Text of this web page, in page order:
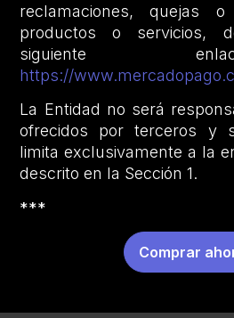
reclamaciones, quejas
productos o servicios,
siguiente
https://
La Entidad no será
ofrecidos por terceros y
limita exclusivamente a la
descrito en la Sección 1.
***
Comprar